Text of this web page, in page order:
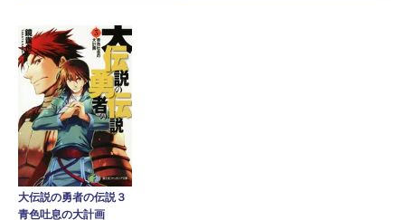
大伝説の勇者の伝説３
青色吐息の大計画